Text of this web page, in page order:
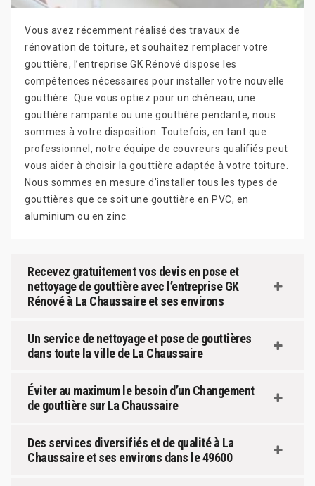
Vous avez récemment réalisé des travaux de
rénovation de toiture, et souhaitez remplacer votre
gouttière, l’entreprise GK Rénové dispose les
compétences nécessaires pour installer votre nouvelle
gouttière. Que vous optiez pour un chéneau, une
gouttière rampante ou une gouttière pendante, nous
sommes à votre disposition. Toutefois, en tant que
professionnel, notre équipe de couvreurs qualifiés peut
vous aider à choisir la gouttière adaptée à votre toiture.
Nous sommes en mesure d’installer tous les types de
gouttières que ce soit une gouttière en PVC, en
aluminium ou en zinc.
Recevez gratuitement vos devis en pose et
nettoyage de gouttière avec l’entreprise GK
Rénové à La Chaussaire et ses environs
Un service de nettoyage et pose de gouttières
dans toute la ville de La Chaussaire
Éviter au maximum le besoin d’un Changement
de gouttière sur La Chaussaire
Des services diversifiés et de qualité à La
Chaussaire et ses environs dans le 49600